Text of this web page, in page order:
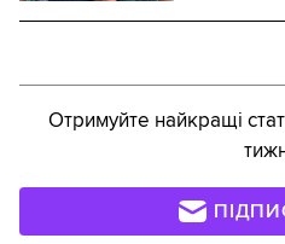
Отримуйте найкращі